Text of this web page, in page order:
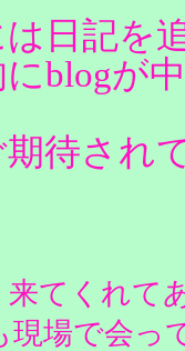
日記を
にblogが
待され
来てくれ
現場で会っ